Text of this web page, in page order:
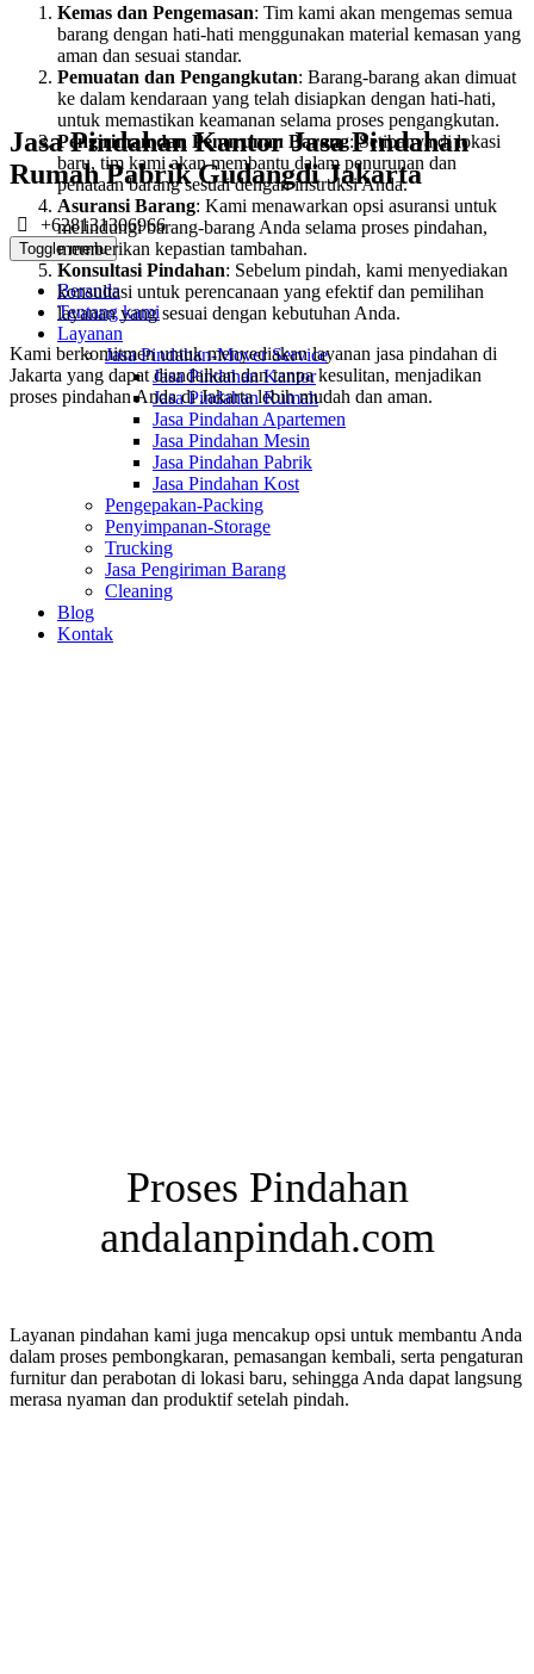
Jasa Pindahan Kantor Jasa Pindahan
Rumah Pabrik Gudangdi Jakarta
+628131306966
Toggle menu
Beranda
Tentang kami
Layanan
Jasa Pindahan-Mover Service
Jasa Pindahan Kantor
Jasa Pindahan Rumah
Jasa Pindahan Apartemen
Jasa Pindahan Mesin
Jasa Pindahan Pabrik
Jasa Pindahan Kost
Pengepakan-Packing
Penyimpanan-Storage
Trucking
Jasa Pengiriman Barang
Cleaning
Blog
Kontak
Kemas dan Pengemasan: Tim kami akan mengemas semua
barang dengan hati-hati menggunakan material kemasan yang
aman dan sesuai standar.
Pemuatan dan Pengangkutan: Barang-barang akan dimuat
ke dalam kendaraan yang telah disiapkan dengan hati-hati,
untuk memastikan keamanan selama proses pengangkutan.
Pengiriman dan Penurunan Barang: Setibanya di lokasi
baru, tim kami akan membantu dalam penurunan dan
penataan barang sesuai dengan instruksi Anda.
Asuransi Barang: Kami menawarkan opsi asuransi untuk
melindungi barang-barang Anda selama proses pindahan,
memberikan kepastian tambahan.
Konsultasi Pindahan: Sebelum pindah, kami menyediakan
konsultasi untuk perencanaan yang efektif dan pemilihan
layanan yang sesuai dengan kebutuhan Anda.
Kami berkomitmen untuk menyediakan layanan jasa pindahan di
Jakarta yang dapat diandalkan dan tanpa kesulitan, menjadikan
proses pindahan Anda di Jakarta lebih mudah dan aman.
Proses Pindahan
andalanpindah.com
Layanan pindahan kami juga mencakup opsi untuk membantu Anda
dalam proses pembongkaran, pemasangan kembali, serta pengaturan
furnitur dan perabotan di lokasi baru, sehingga Anda dapat langsung
merasa nyaman dan produktif setelah pindah.